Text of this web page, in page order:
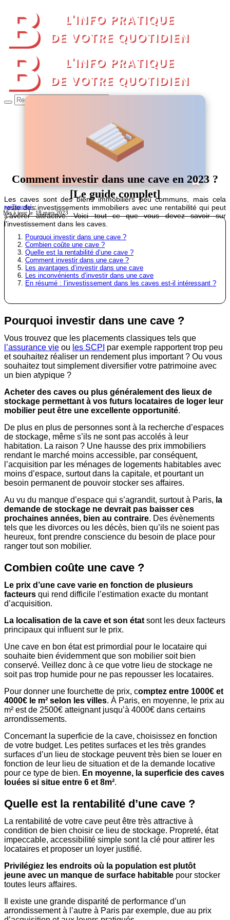
Comment investir dans une cave en 2023 ?
[Le guide complet]
Les caves sont des biens immobiliers peu communs, mais cela
reste des investissements immobiliers avec une rentabilité qui peut
s’avérer attractive. Voici tout ce que vous devez savoir sur
l’investissement dans les caves.
parTimothé
18 mars 2023
Pourquoi investir dans une cave ?
Combien coûte une cave ?
Quelle est la rentabilité d’une cave ?
Comment investir dans une cave ?
Les avantages d’investir dans une cave
Les inconvénients d’investir dans une cave
En résumé : l’investissement dans les caves est-il intéressant ?
Pourquoi investir dans une cave ?
Vous trouvez que les placements classiques tels que
l’assurance vie ou les SCPI par exemple rapportent trop peu
et souhaitez réaliser un rendement plus important ? Ou vous
souhaitez tout simplement diversifier votre patrimoine avec
un bien atypique ?
Acheter des caves ou plus généralement des lieux de
stockage permettant à vos futurs locataires de loger leur
mobilier peut être une excellente opportunité.
De plus en plus de personnes sont à la recherche d’espaces
de stockage, même s’ils ne sont pas accolés à leur
habitation. La raison ? Une hausse des prix immobiliers
rendant le marché moins accessible, par conséquent,
l’acquisition par les ménages de logements habitables avec
moins d’espace, surtout dans la capitale, et pourtant un
besoin permanent de pouvoir stocker ses affaires.
Au vu du manque d’espace qui s’agrandit, surtout à Paris, la
demande de stockage ne devrait pas baisser ces
prochaines années, bien au contraire. Des évènements
tels que les divorces ou les décès, bien qu’ils ne soient pas
heureux, font prendre conscience du besoin de place pour
ranger tout son mobilier.
Combien coûte une cave ?
Le prix d’une cave varie en fonction de plusieurs
facteurs qui rend difficile l’estimation exacte du montant
d’acquisition.
La localisation de la cave et son état sont les deux facteurs
principaux qui influent sur le prix.
Une cave en bon état est primordial pour le locataire qui
souhaite bien évidemment que son mobilier soit bien
conservé. Veillez donc à ce que votre lieu de stockage ne
soit pas trop humide pour ne pas repousser les locataires.
Pour donner une fourchette de prix, comptez entre 1000€ et
4000€ le m² selon les villes. À Paris, en moyenne, le prix au
m² est de 2500€ atteignant jusqu’à 4000€ dans certains
arrondissements.
Concernant la superficie de la cave, choisissez en fonction
de votre budget. Les petites surfaces et les très grandes
surfaces d’un lieu de stockage peuvent très bien se louer en
fonction de leur lieu de situation et de la demande locative
pour ce type de bien. En moyenne, la superficie des caves
louées si situe entre 6 et 8m².
Quelle est la rentabilité d’une cave ?
La rentabilité de votre cave peut être très attractive à
condition de bien choisir ce lieu de stockage. Propreté, état
impeccable, accessibilité simple sont la clé pour attirer les
locataires et proposer un loyer justifié.
Privilégiez les endroits où la population est plutôt
jeune avec un manque de surface habitable pour stocker
toutes leurs affaires.
Il existe une grande disparité de performance d’un
arrondissement à l’autre à Paris par exemple, due au prix